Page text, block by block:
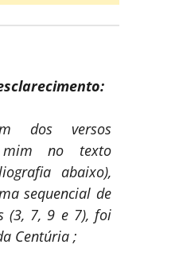
dos versos
no texto
abaixo),
sequencial de
(3, 7, 9 e 7), foi
Centúria ;